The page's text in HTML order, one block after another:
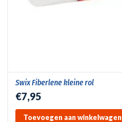
Swix Fiberlene kleine rol
€7,95
Toevoegen aan winkelwagen